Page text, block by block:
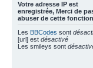
Votre adresse ΙΡ est
enregistrée, Merci de
abuser de cette
Les BBCodes sont
[url] est désactivé
Les smileys sont